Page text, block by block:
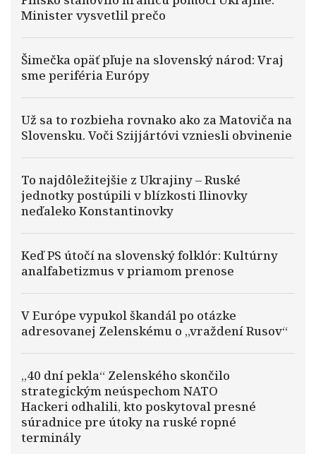
Minister vysvetlil prečo
Šimečka opäť pľuje na slovenský národ: Vraj
sme periféria Európy
Už sa to rozbieha rovnako ako za Matoviča na
Slovensku. Voči Szijjártóvi vzniesli obvinenie
To najdôležitejšie z Ukrajiny – Ruské
jednotky postúpili v blízkosti Ilinovky
neďaleko Konstantinovky
Keď PS útočí na slovenský folklór: Kultúrny
analfabetizmus v priamom prenose
V Európe vypukol škandál po otázke
adresovanej Zelenskému o „vraždení Rusov“
„40 dní pekla“ Zelenského skončilo
strategickým neúspechom NATO
Hackeri odhalili, kto poskytoval presné
súradnice pre útoky na ruské ropné
terminály